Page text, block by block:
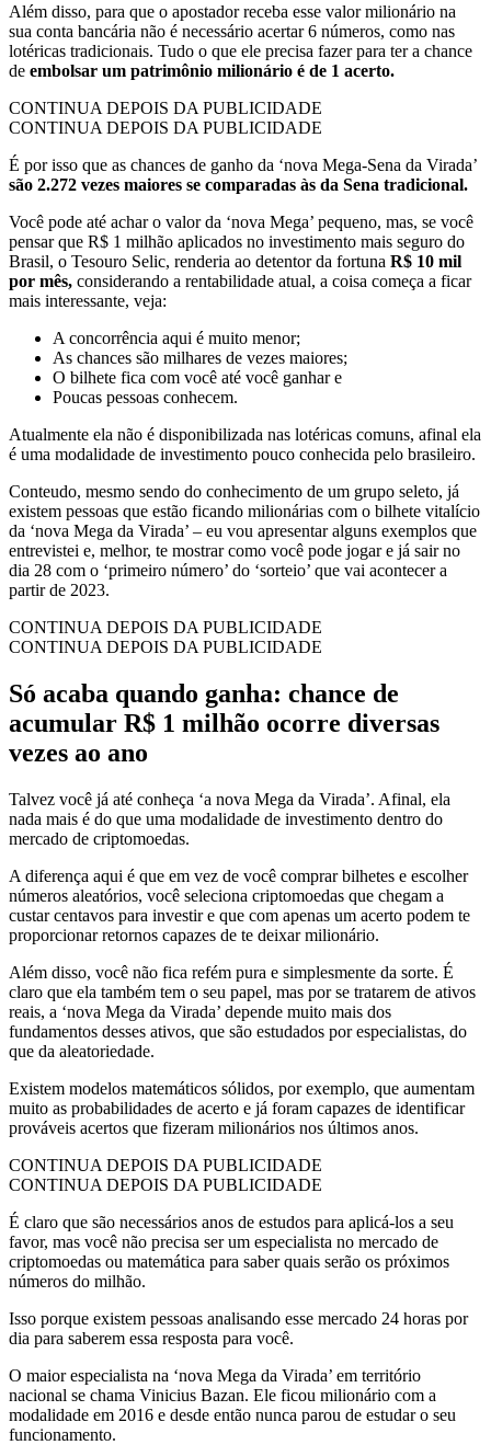
Além disso, para que o apostador receba esse valor milionário na
sua conta bancária não é necessário acertar 6 números, como nas
lotéricas tradicionais. Tudo o que ele precisa fazer para ter a chance
de embolsar um patrimônio milionário é de 1 acerto.
CONTINUA DEPOIS DA PUBLICIDADE
CONTINUA DEPOIS DA PUBLICIDADE
É por isso que as chances de ganho da ‘nova Mega-Sena da Virada’
são 2.272 vezes maiores se comparadas às da Sena tradicional.
Você pode até achar o valor da ‘nova Mega’ pequeno, mas, se você
pensar que R$ 1 milhão aplicados no investimento mais seguro do
Brasil, o Tesouro Selic, renderia ao detentor da fortuna R$ 10 mil
por mês, considerando a rentabilidade atual, a coisa começa a ficar
mais interessante, veja:
A concorrência aqui é muito menor;
As chances são milhares de vezes maiores;
O bilhete fica com você até você ganhar e
Poucas pessoas conhecem.
Atualmente ela não é disponibilizada nas lotéricas comuns, afinal ela
é uma modalidade de investimento pouco conhecida pelo brasileiro.
Conteudo, mesmo sendo do conhecimento de um grupo seleto, já
existem pessoas que estão ficando milionárias com o bilhete vitalício
da ‘nova Mega da Virada’ – eu vou apresentar alguns exemplos que
entrevistei e, melhor, te mostrar como você pode jogar e já sair no
dia 28 com o ‘primeiro número’ do ‘sorteio’ que vai acontecer a
partir de 2023.
CONTINUA DEPOIS DA PUBLICIDADE
CONTINUA DEPOIS DA PUBLICIDADE
Só acaba quando ganha: chance de
acumular R$ 1 milhão ocorre diversas
vezes ao ano
Talvez você já até conheça ‘a nova Mega da Virada’. Afinal, ela
nada mais é do que uma modalidade de investimento dentro do
mercado de criptomoedas.
A diferença aqui é que em vez de você comprar bilhetes e escolher
números aleatórios, você seleciona criptomoedas que chegam a
custar centavos para investir e que com apenas um acerto podem te
proporcionar retornos capazes de te deixar milionário.
Além disso, você não fica refém pura e simplesmente da sorte. É
claro que ela também tem o seu papel, mas por se tratarem de ativos
reais, a ‘nova Mega da Virada’ depende muito mais dos
fundamentos desses ativos, que são estudados por especialistas, do
que da aleatoriedade.
Existem modelos matemáticos sólidos, por exemplo, que aumentam
muito as probabilidades de acerto e já foram capazes de identificar
prováveis acertos que fizeram milionários nos últimos anos.
CONTINUA DEPOIS DA PUBLICIDADE
CONTINUA DEPOIS DA PUBLICIDADE
É claro que são necessários anos de estudos para aplicá-los a seu
favor, mas você não precisa ser um especialista no mercado de
criptomoedas ou matemática para saber quais serão os próximos
números do milhão.
Isso porque existem pessoas analisando esse mercado 24 horas por
dia para saberem essa resposta para você.
O maior especialista na ‘nova Mega da Virada’ em território
nacional se chama Vinicius Bazan. Ele ficou milionário com a
modalidade em 2016 e desde então nunca parou de estudar o seu
funcionamento.